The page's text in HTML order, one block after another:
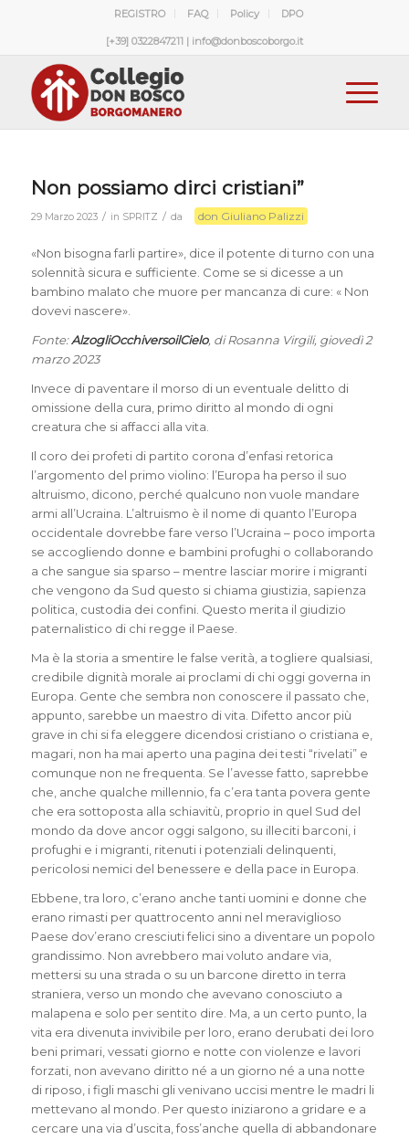
REGISTRO FAQ Policy DPO
[+39] 0322847211 | info@donboscoborgo.it
Non possiamo dirci cristiani”
29 Marzo 2023 / in SPRITZ / da don Giuliano Palizzi
«Non bisogna farli partire», dice il potente di turno con una
solennità sicura e sufficiente. Come se si dicesse a un
bambino malato che muore per mancanza di cure: « Non
dovevi nascere».
Fonte:AlzogliOcchiversoilCielo, di Rosanna Virgili, giovedì 2
marzo 2023
Invece di paventare il morso di un eventuale delitto di
omissione della cura, primo diritto al mondo di ogni
creatura che si affacci alla vita.
Il coro dei profeti di partito corona d’enfasi retorica
l’argomento del primo violino: l’Europa ha perso il suo
altruismo, dicono, perché qualcuno non vuole mandare
armi all’Ucraina. L’altruismo è il nome di quanto l’Europa
occidentale dovrebbe fare verso l’Ucraina – poco importa
se accogliendo donne e bambini profughi o collaborando
a che sangue sia sparso – mentre lasciar morire i migranti
che vengono da Sud questo si chiama giustizia, sapienza
politica, custodia dei confini. Questo merita il giudizio
paternalistico di chi regge il Paese.
Ma è la storia a smentire le false verità, a togliere qualsiasi,
credibile dignità morale ai proclami di chi oggi governa in
Europa. Gente che sembra non conoscere il passato che,
appunto, sarebbe un maestro di vita. Difetto ancor più
grave in chi si fa eleggere dicendosi cristiano o cristiana e,
magari, non ha mai aperto una pagina dei testi “rivelati” e
comunque non ne frequenta. Se l’avesse fatto, saprebbe
che, anche qualche millennio, fa c’era tanta povera gente
che era sottoposta alla schiavitù, proprio in quel Sud del
mondo da dove ancor oggi salgono, su illeciti barconi, i
profughi e i migranti, ritenuti i potenziali delinquenti,
pericolosi nemici del benessere e della pace in Europa.
Ebbene, tra loro, c’erano anche tanti uomini e donne che
erano rimasti per quattrocento anni nel meraviglioso
Paese dov’erano cresciuti felici sino a diventare un popolo
grandissimo. Non avrebbero mai voluto andare via,
mettersi su una strada o su un barcone diretto in terra
straniera, verso un mondo che avevano conosciuto a
malapena e solo per sentito dire. Ma, a un certo punto, la
vita era divenuta invivibile per loro, erano derubati dei loro
beni primari, vessati giorno e notte con violenze e lavori
forzati, non avevano diritto né a un giorno né a una notte
di riposo, i figli maschi gli venivano uccisi mentre le madri li
mettevano al mondo. Per questo iniziarono a gridare e a
cercare una via d’uscita, foss’anche quella di abbandonare